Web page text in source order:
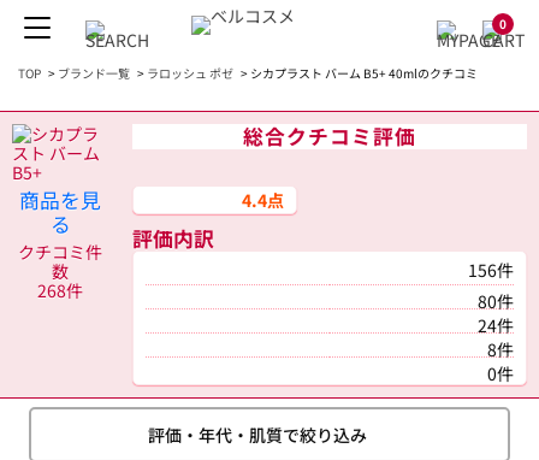
0
TOP > ブランド一覧 > ラロッシュ ポゼ > シカプラスト バーム B5+ 40mlのクチコミ
商品を見
る
クチコミ件
数
268件
総合クチコミ評価
4.4点
評価内訳
156件
80件
24件
8件
0件
評価・年代・肌質で絞り込み